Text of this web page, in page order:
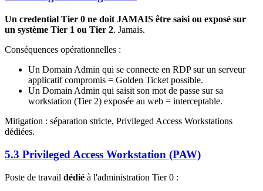
Un credential Tier 0 ne doit JAMAIS être saisi ou exposé sur
un système Tier 1 ou Tier 2. Jamais.
Conséquences opérationnelles :
Un Domain Admin qui se connecte en RDP sur un serveur
applicatif compromis = Golden Ticket possible.
Un Domain Admin qui saisit son mot de passe sur sa
workstation (Tier 2) exposée au web = interceptable.
Mitigation : séparation stricte, Privileged Access Workstations
dédiées.
5.3 Privileged Access Workstation (PAW)
Poste de travail dédié à l'administration Tier 0 :